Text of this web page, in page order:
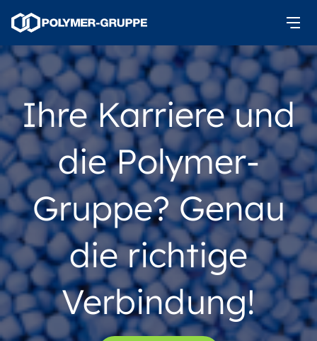
Ihre Karriere und
die Polymer-
Gruppe? Genau
die richtige
Verbindung!